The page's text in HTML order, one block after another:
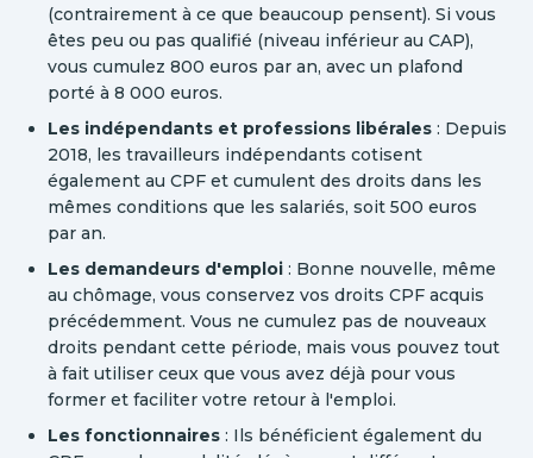
(contrairement à ce que beaucoup pensent). Si vous
êtes peu ou pas qualifié (niveau inférieur au CAP),
vous cumulez 800 euros par an, avec un plafond
porté à 8 000 euros.
Les indépendants et professions libérales : Depuis
2018, les travailleurs indépendants cotisent
également au CPF et cumulent des droits dans les
mêmes conditions que les salariés, soit 500 euros
par an.
Les demandeurs d'emploi : Bonne nouvelle, même
au chômage, vous conservez vos droits CPF acquis
précédemment. Vous ne cumulez pas de nouveaux
droits pendant cette période, mais vous pouvez tout
à fait utiliser ceux que vous avez déjà pour vous
former et faciliter votre retour à l'emploi.
Les fonctionnaires : Ils bénéficient également du